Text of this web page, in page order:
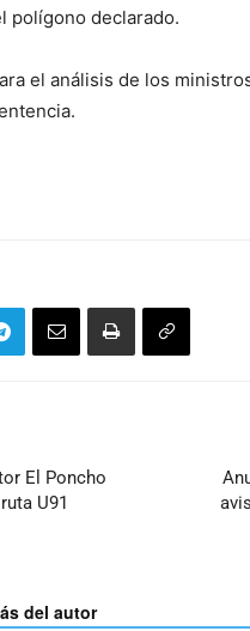
polígono declarado.
el análisis de los
El Poncho
U91
del autor